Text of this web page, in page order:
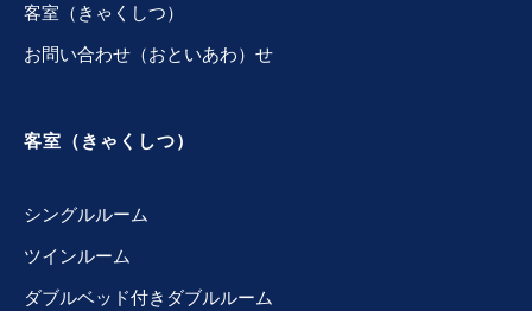
客室（きゃくしつ）
お問い合わせ（おといあわ）せ
客室（きゃくしつ）
シングルルーム
ツインルーム
ダブルベッド付きダブルルーム